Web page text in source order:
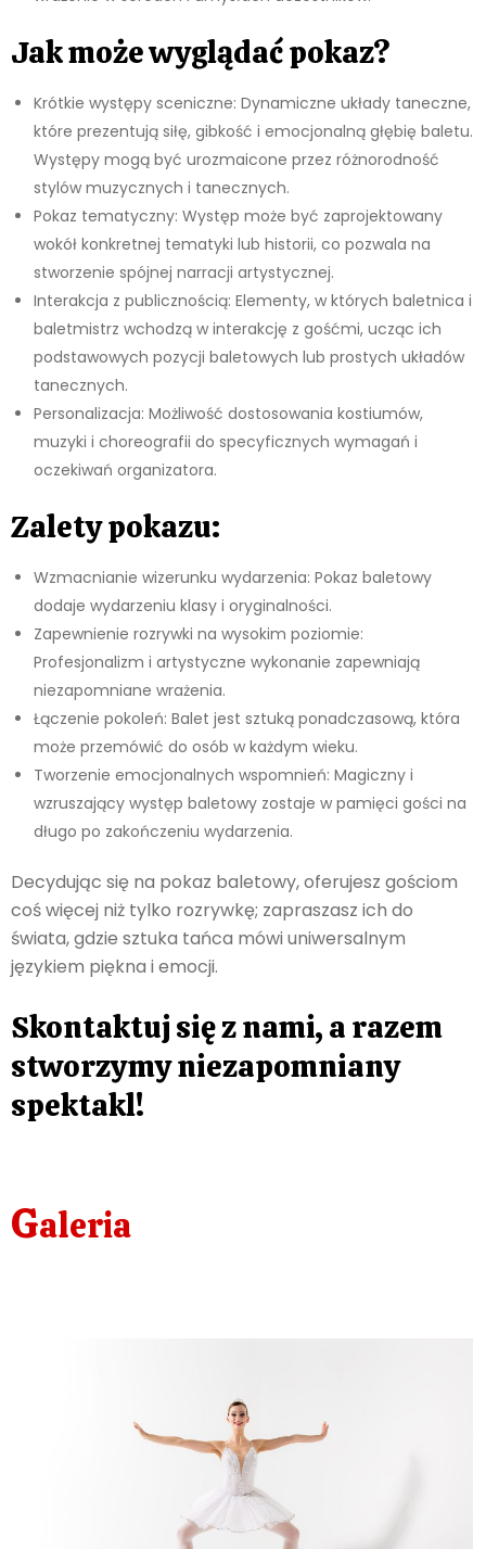
Jak może wyglądać pokaz?
Krótkie występy sceniczne: Dynamiczne układy taneczne,
które prezentują siłę, gibkość i emocjonalną głębię baletu.
Występy mogą być urozmaicone przez różnorodność
stylów muzycznych i tanecznych.
Pokaz tematyczny: Występ może być zaprojektowany
wokół konkretnej tematyki lub historii, co pozwala na
stworzenie spójnej narracji artystycznej.
Interakcja z publicznością: Elementy, w których baletnica i
baletmistrz wchodzą w interakcję z gośćmi, ucząc ich
podstawowych pozycji baletowych lub prostych układów
tanecznych.
Personalizacja: Możliwość dostosowania kostiumów,
muzyki i choreografii do specyficznych wymagań i
oczekiwań organizatora.
Zalety pokazu:
Wzmacnianie wizerunku wydarzenia: Pokaz baletowy
dodaje wydarzeniu klasy i oryginalności.
Zapewnienie rozrywki na wysokim poziomie:
Profesjonalizm i artystyczne wykonanie zapewniają
niezapomniane wrażenia.
Łączenie pokoleń: Balet jest sztuką ponadczasową, która
może przemówić do osób w każdym wieku.
Tworzenie emocjonalnych wspomnień: Magiczny i
wzruszający występ baletowy zostaje w pamięci gości na
długo po zakończeniu wydarzenia.
Decydując się na pokaz baletowy, oferujesz gościom
coś więcej niż tylko rozrywkę; zapraszasz ich do
świata, gdzie sztuka tańca mówi uniwersalnym
językiem piękna i emocji.
Skontaktuj się z nami, a razem
stworzymy niezapomniany
spektakl!
Galeria